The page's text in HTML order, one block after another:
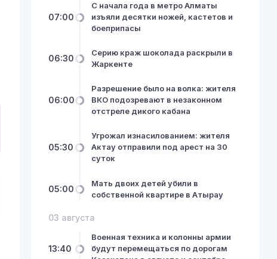
07:00
С начала года в метро Алматы
изъяли десятки ножей, кастетов и
боеприпасы
06:30
Серию краж шоколада раскрыли в
Жаркенте
06:00
Разрешение было на волка: жителя
ВКО подозревают в незаконном
отстреле дикого кабана
05:30
Угрожал изнасилованием: жителя
Актау отправили под арест на 30
суток
05:00
Мать двоих детей убили в
собственной квартире в Атырау
03 августа
13:40
Военная техника и колонны армии
будут перемещаться по дорогам